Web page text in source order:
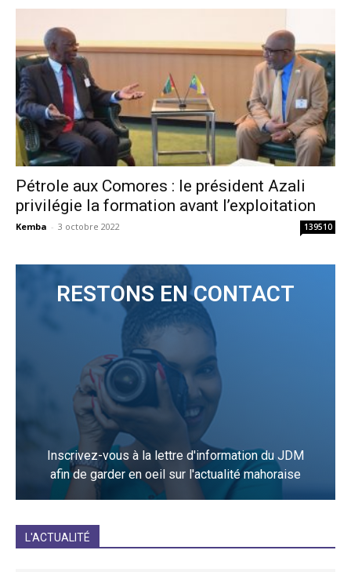
Pétrole aux Comores : le président Azali
privilégie la formation avant l’exploitation
Kemba - 3 octobre 2022 139510
RESTONS EN CONTACT
Inscrivez-vous à la lettre d'information du JDM
afin de garder en oeil sur l'actualité mahoraise
L'ACTUALITÉ